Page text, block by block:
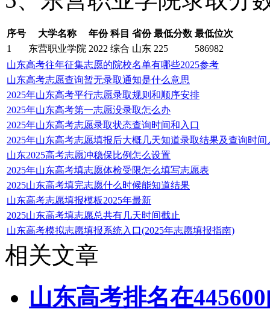
序号 大学名称 年份 科目 省份 最低分数 最低位次
1
东营职业学院 2022 综合 山东 225
586982
山东高考往年征集志愿的院校名单有哪些2025参考
山东高考志愿查询暂无录取通知是什么意思
2025年山东高考平行志愿录取规则和顺序安排
2025年山东高考第一志愿没录取怎么办
2025年山东高考志愿录取状态查询时间和入口
2025年山东高考志愿填报后大概几天知道录取结果及查询时间
山东2025高考志愿冲稳保比例怎么设置
2025年山东高考填志愿体检受限怎么填写志愿表
2025山东高考填完志愿什么时候能知道结果
山东高考志愿填报模板2025年最新
2025山东高考填志愿总共有几天时间截止
山东高考模拟志愿填报系统入口(2025年志愿填报指南)
相关文章
山东高考排名在